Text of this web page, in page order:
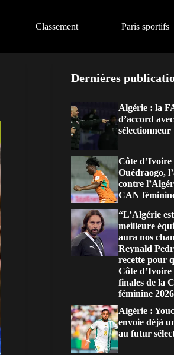
Classement Paris sportifs
Dernières
Algérie : la
d’accord
sélectionneur
Côte d’Ivoire
Ouédraogo,
contre
CAN
“L’Algérie
meilleure
aura nos
Reynald
recette pour
Côte d’Ivoire
finales de la
féminine 2026
Algérie :
envoie déjà
au futur